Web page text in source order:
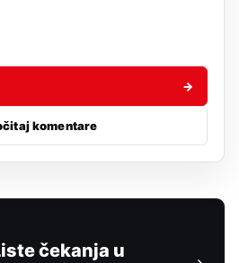
→
komentare
čekanja u